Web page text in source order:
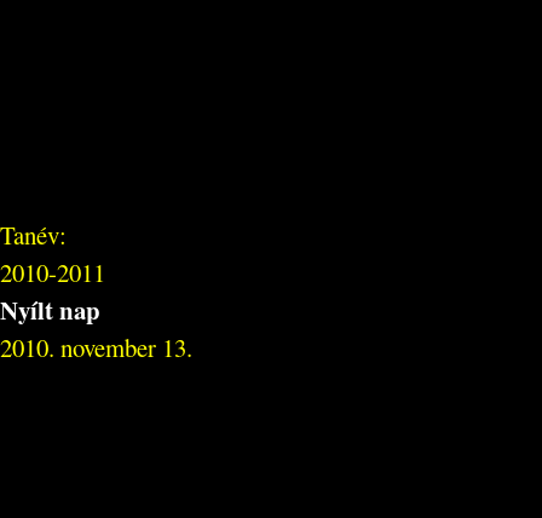
Tanév:
2010-2011
Nyílt nap
2010. november 13.